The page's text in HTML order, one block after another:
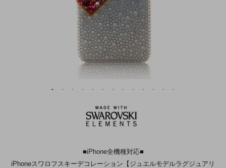
■iPhone全機種対応■
iPhoneスワロフスキーデコレーション【ジュエルモデルラグジュアリ